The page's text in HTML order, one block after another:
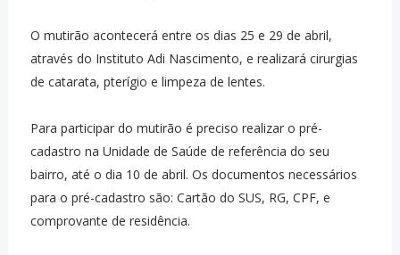
O mutirão acontecerá entre os dias 25 e 29 de abril,
através do Instituto Adi Nascimento, e realizará cirurgias
de catarata, pterígio e limpeza de lentes.
Para participar do mutirão é preciso realizar o pré-
cadastro na Unidade de Saúde de referência do seu
bairro, até o dia 10 de abril. Os documentos necessários
para o pré-cadastro são: Cartão do SUS, RG, CPF, e
comprovante de residência.